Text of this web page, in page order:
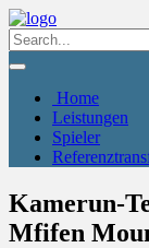
Home
Leistungen
Spieler
Kamerun-
Mfifen